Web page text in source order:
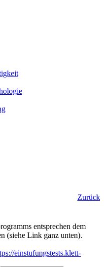
Zurück
entsprechen dem
(siehe Link ganz unten).
einstufungstests.klett-